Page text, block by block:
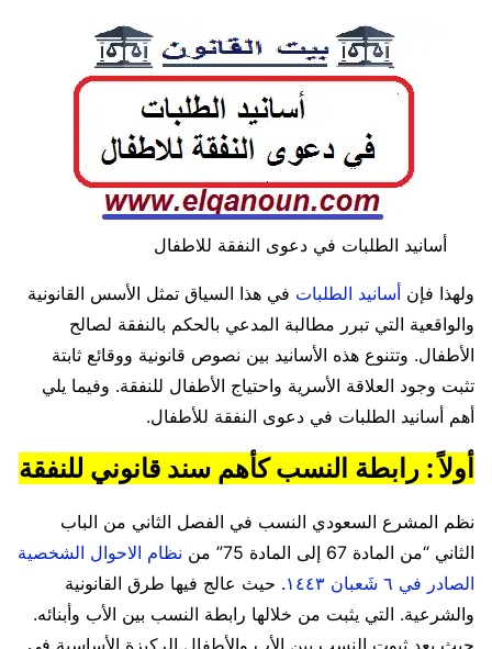
أسانيد الطلبات في دعوى النفقة للاطفال
ولهذا فإن أسانيد الطلبات في هذا السياق تمثل الأسس القانونية
والواقعية التي تبرر مطالبة المدعي بالحكم بالنفقة لصالح
الأطفال. وتتنوع هذه الأسانيد بين نصوص قانونية ووقائع ثابتة
تثبت وجود العلاقة الأسرية واحتياج الأطفال للنفقة. وفيما يلي
أهم أسانيد الطلبات في دعوى النفقة للأطفال.
أولاً : رابطة النسب كأهم سند قانوني للنفقة
نظم المشرع السعودي النسب في الفصل الثاني من الباب
الثاني “من المادة 67 إلى المادة 75” من
نظام الاحوال الشخصية
الصادر في ٦ شَعبان ١٤٤٣
. حيث عالج فيها طرق القانونية
والشرعية. التي يثبت من خلالها رابطة النسب بين الأب وأبنائه.
حيث يعد ثبوت النسب بين الأب والأطفال الركيزة الأساسية في